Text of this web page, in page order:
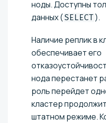
ноды. Доступны
данных (SELECT ).
Наличие реплик в
обеспечивает его
нода перестанет
роль перейдет
кластер
штатном режиме.